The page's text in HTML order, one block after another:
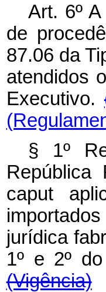
Art. 6º
de
87.06 da
atendidos
Executivo.
§ 1º
caput
jurídica
1º e 2º
(Vigência)